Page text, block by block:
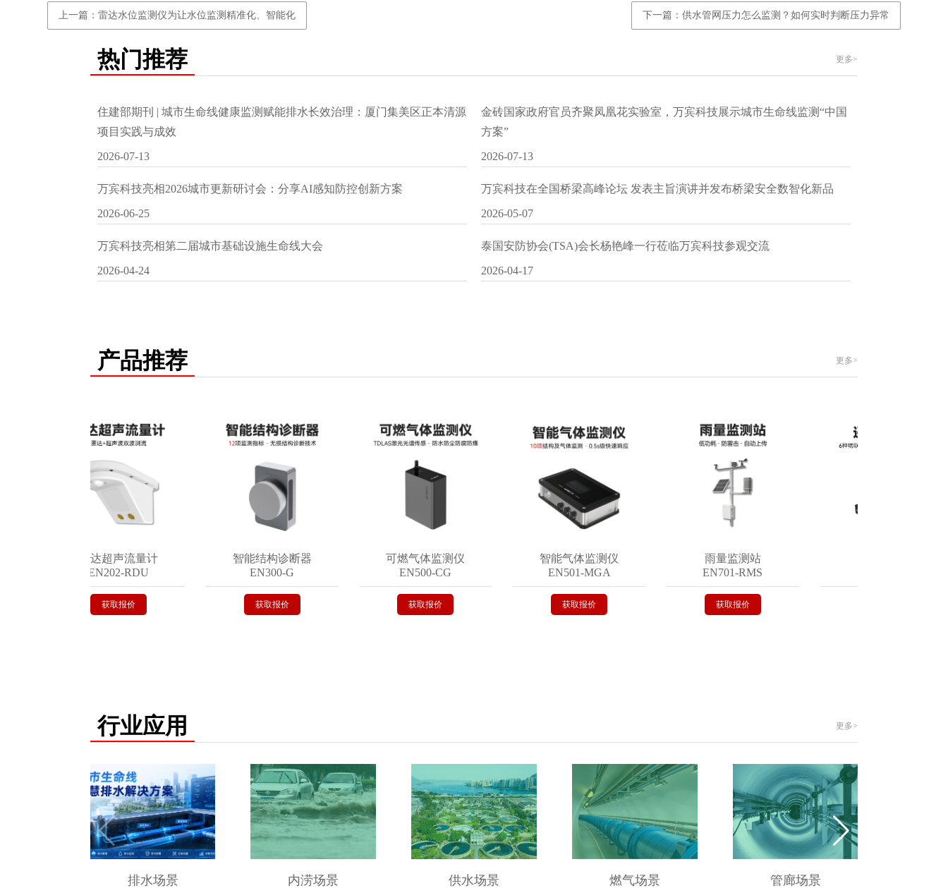
上一篇：雷达水位监测仪为让水位监测精准化、智能化 下一篇：供水管网压力怎么监测？如何实时判断压力异常
热门推荐 更多>
住建部期刊 | 城市生命线健康监测赋能排水长效治理：厦门集美区正本清源
项目实践与成效
2026-07-13
金砖国家政府官员齐聚凤凰花实验室，万宾科技展示城市生命线监测“中国
方案”
2026-07-13
万宾科技亮相2026城市更新研讨会：分享AI感知防控创新方案
2026-06-25
万宾科技在全国桥梁高峰论坛 发表主旨演讲并发布桥梁安全数智化新品
2026-05-07
万宾科技亮相第二届城市基础设施生命线大会
2026-04-24
泰国安防协会(TSA)会长杨艳峰一行莅临万宾科技参观交流
2026-04-17
产品推荐 更多>
雷达超声流量计
EN202-RDU
获取报价
智能结构诊断器
EN300-G
获取报价
可燃气体监测仪
EN500-CG
获取报价
智能气体监测仪
EN501-MGA
获取报价
雨量监测站
EN701-RMS
获取报价
行业应用 更多>
排水场景 内涝场景 供水场景 燃气场景 管廊场景